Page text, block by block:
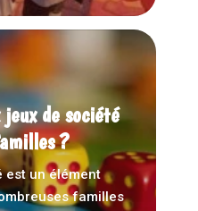
de société
?
est un élément
familles